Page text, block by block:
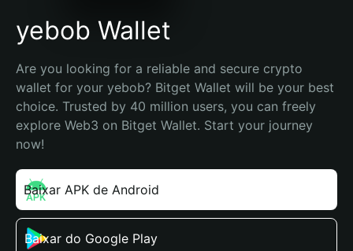
yebob Wallet
Are you looking for a reliable and secure crypto
wallet for your yebob? Bitget Wallet will be your best
choice. Trusted by 40 million users, you can freely
explore Web3 on Bitget Wallet. Start your journey
now!
Baixar APK de Android
Baixar do Google Play